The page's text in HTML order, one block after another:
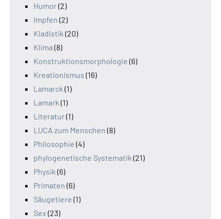
Humor(2)
Impfen (2)
Kladistik (20)
Klima (8)
Konstruktionsmorphologie (6)
Kreationismus (16)
Lamarck (1)
Lamark (1)
Literatur(1)
LUCA zum Menschen (8)
Philosophie (4)
phylogenetische Systematik (21)
Physik (6)
Primaten (6)
Säugetiere (1)
Sex (23)